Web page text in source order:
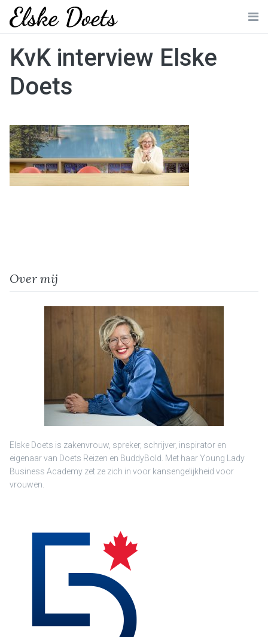
Skip
content
KvK interview Elske
Doets
Over mij
Elske Doets is zakenvrouw, spreker, schrijver, inspirator en
eigenaar van Doets Reizen en BuddyBold. Met haar Young Lady
Business Academy zet ze zich in voor kansengelijkheid voor
vrouwen.